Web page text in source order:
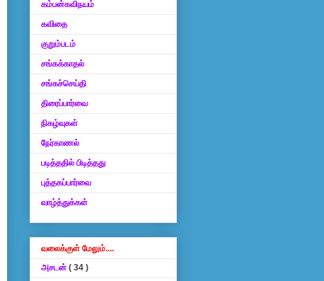
கம்பன்கவிநயம்
கவிதை
குறும்படம்
சங்கக்காதல்
சங்கச்செய்தி
திரைப்பார்வை
நிகழ்வுகள்
நேர்காணல்
படித்ததில் பிடித்தது
புத்தகப்பார்வை
வாழ்த்துக்கள்
வலைக்குள் மேலும்....
அசடன் ( 34 )